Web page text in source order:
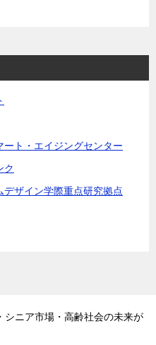
ト・エイジングセンター
ク
ザイン学際重点研究拠点
ニア市場・高齢社会の未来が